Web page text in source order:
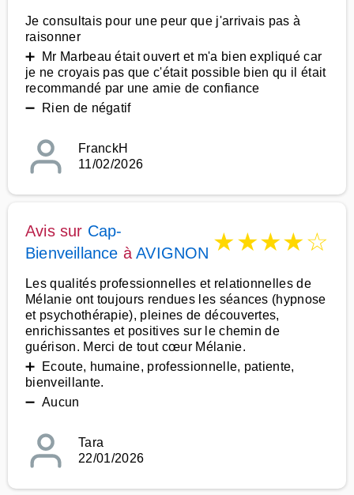
Je consultais pour une peur que j'arrivais pas à
raisonner
➕ Mr Marbeau était ouvert et m'a bien expliqué car
je ne croyais pas que c'était possible bien qu il était
recommandé par une amie de confiance
➖ Rien de négatif
FranckH
11/02/2026
Avis sur Cap-
Bienveillance àAVIGNON ★★★★☆
Les qualités professionnelles et relationnelles de
Mélanie ont toujours rendues les séances (hypnose
et psychothérapie), pleines de découvertes,
enrichissantes et positives sur le chemin de
guérison. Merci de tout cœur Mélanie.
➕ Ecoute, humaine, professionnelle, patiente,
bienveillante.
➖ Aucun
Tara
22/01/2026